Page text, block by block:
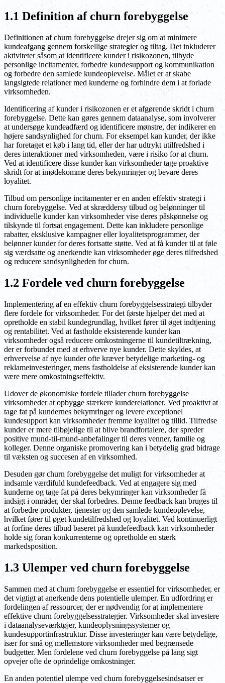
1.1 Definition af churn forebyggelse
Definitionen af churn forebyggelse drejer sig om at minimere
kundeafgang gennem forskellige strategier og tiltag. Det inkluderer
aktiviteter såsom at identificere kunder i risikozonen, tilbyde
personlige incitamenter, forbedre kundesupport og kommunikation
og forbedre den samlede kundeoplevelse. Målet er at skabe
langsigtede relationer med kunderne og forhindre dem i at forlade
virksomheden.
Identificering af kunder i risikozonen er et afgørende skridt i churn
forebyggelse. Dette kan gøres gennem dataanalyse, som involverer
at undersøge kundeadfærd og identificere mønstre, der indikerer en
højere sandsynlighed for churn. For eksempel kan kunder, der ikke
har foretaget et køb i lang tid, eller der har udtrykt utilfredshed i
deres interaktioner med virksomheden, være i risiko for at churn.
Ved at identificere disse kunder kan virksomheder tage proaktive
skridt for at imødekomme deres bekymringer og bevare deres
loyalitet.
Tilbud om personlige incitamenter er en anden effektiv strategi i
churn forebyggelse. Ved at skræddersy tilbud og belønninger til
individuelle kunder kan virksomheder vise deres påskønnelse og
tilskynde til fortsat engagement. Dette kan inkludere personlige
rabatter, eksklusive kampagner eller loyalitetsprogrammer, der
belønner kunder for deres fortsatte støtte. Ved at få kunder til at føle
sig værdsatte og anerkendte kan virksomheder øge deres tilfredshed
og reducere sandsynligheden for churn.
1.2 Fordele ved churn forebyggelse
Implementering af en effektiv churn forebyggelsesstrategi tilbyder
flere fordele for virksomheder. For det første hjælper det med at
opretholde en stabil kundegrundlag, hvilket fører til øget indtjening
og rentabilitet. Ved at fastholde eksisterende kunder kan
virksomheder også reducere omkostningerne til kundetiltrækning,
der er forbundet med at erhverve nye kunder. Dette skyldes, at
erhvervelse af nye kunder ofte kræver betydelige marketing- og
reklameinvesteringer, mens fastholdelse af eksisterende kunder kan
være mere omkostningseffektiv.
Udover de økonomiske fordele tillader churn forebyggelse
virksomheder at opbygge stærkere kunderelationer. Ved proaktivt at
tage fat på kundernes bekymringer og levere exceptionel
kundesupport kan virksomheder fremme loyalitet og tillid. Tilfredse
kunder er mere tilbøjelige til at blive brandfortalere, der spreder
positive mund-til-mund-anbefalinger til deres venner, familie og
kolleger. Denne organiske promovering kan i betydelig grad bidrage
til væksten og succesen af en virksomhed.
Desuden gør churn forebyggelse det muligt for virksomheder at
indsamle værdifuld kundefeedback. Ved at engagere sig med
kunderne og tage fat på deres bekymringer kan virksomheder få
indsigt i områder, der skal forbedres. Denne feedback kan bruges til
at forbedre produkter, tjenester og den samlede kundeoplevelse,
hvilket fører til øget kundetilfredshed og loyalitet. Ved kontinuerligt
at forfine deres tilbud baseret på kundefeedback kan virksomheder
holde sig foran konkurrenterne og opretholde en stærk
markedsposition.
1.3 Ulemper ved churn forebyggelse
Sammen med at churn forebyggelse er essentiel for virksomheder, er
det vigtigt at anerkende dens potentielle ulemper. En udfordring er
fordelingen af ressourcer, der er nødvendig for at implementere
effektive churn forebyggelsesstrategier. Virksomheder skal investere
i dataanalyseværktøjer, kundeoplysningssystemer og
kundesupportinfrastruktur. Disse investeringer kan være betydelige,
især for små og mellemstore virksomheder med begrænsede
budgetter. Men fordelene ved churn forebyggelse på lang sigt
opvejer ofte de oprindelige omkostninger.
En anden potentiel ulempe ved churn forebyggelsesindsatser er